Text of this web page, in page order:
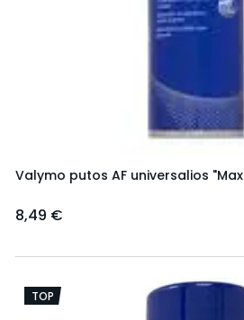
Valymo putos AF universalios
8,49 €
TOP